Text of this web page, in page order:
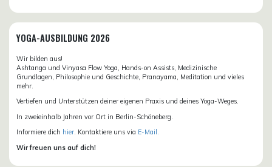
YOGA-AUSBILDUNG 2026
Wir bilden aus!
Ashtanga und Vinyasa Flow Yoga, Hands-on Assists, Medizinische
Grundlagen, Philosophie und Geschichte, Pranayama, Meditation und vieles
mehr.
Vertiefen und Unterstützen deiner eigenen Praxis und deines Yoga-Weges.
In zweieinhalb Jahren vor Ort in Berlin-Schöneberg.
Informiere dich hier. Kontaktiere uns via E-Mail.
Wir freuen uns auf dich!